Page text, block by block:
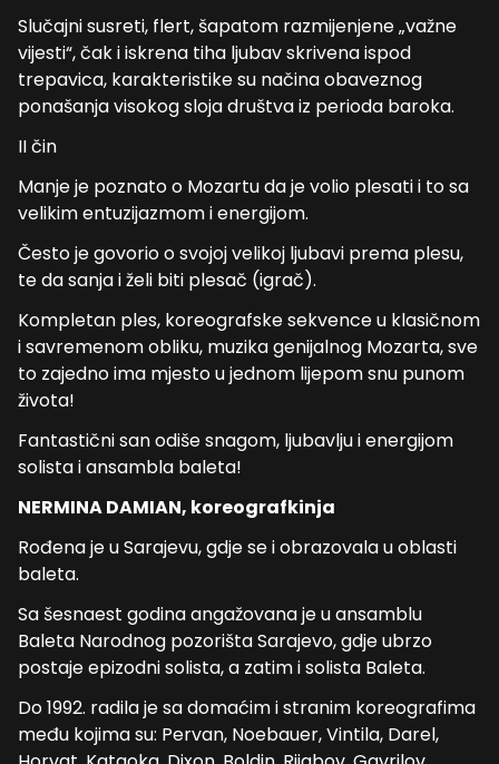
Slučajni susreti, flert, šapatom razmijenjene „važne
vijesti“, čak i iskrena tiha ljubav skrivena ispod
trepavica, karakteristike su načina obaveznog
ponašanja visokog sloja društva iz perioda baroka.
II čin
Manje je poznato o Mozartu da je volio plesati i to sa
velikim entuzijazmom i energijom.
Često je govorio o svojoj velikoj ljubavi prema plesu,
te da sanja i želi biti plesač (igrač).
Kompletan ples, koreografske sekvence u klasičnom
i savremenom obliku, muzika genijalnog Mozarta, sve
to zajedno ima mjesto u jednom lijepom snu punom
života!
Fantastični san odiše snagom, ljubavlju i energijom
solista i ansambla baleta!
NERMINA DAMIAN, koreografkinja
Rođena je u Sarajevu, gdje se i obrazovala u oblasti
baleta.
Sa šesnaest godina angažovana je u ansamblu
Baleta Narodnog pozorišta Sarajevo, gdje ubrzo
postaje epizodni solista, a zatim i solista Baleta.
Do 1992. radila je sa domaćim i stranim koreografima
među kojima su: Pervan, Noebauer, Vintila, Darel,